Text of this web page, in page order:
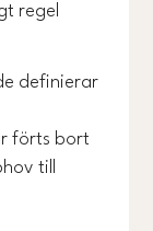
regel
definierar
förts bort
till